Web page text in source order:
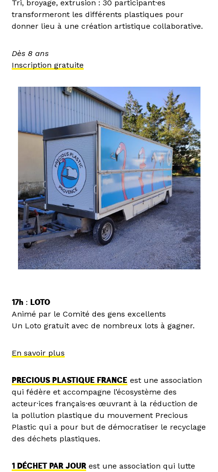
Tri, broyage, extrusion : 30 participant·es
transformeront les différents plastiques pour
donner lieu à une création artistique collaborative.
Dès 8 ans
Inscription gratuite
17h : LOTO
Animé par le Comité des gens excellents
Un Loto gratuit avec de nombreux lots à gagner.
En savoir plus
PRECIOUS PLASTIQUE FRANCE est une association
qui fédère et accompagne l’écosystème des
acteur·ices français·es œuvrant à la réduction de
la pollution plastique du mouvement Precious
Plastic qui a pour but de démocratiser le recyclage
des déchets plastiques.
1 DÉCHET PAR JOUR est une association qui lutte